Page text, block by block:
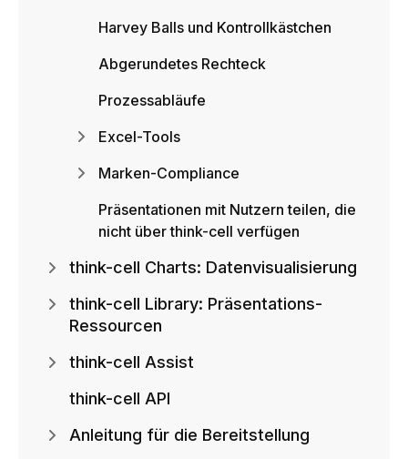
Harvey Balls und Kontrollkästchen
Abgerundetes Rechteck
Prozessabläufe
Excel-Tools
Marken-Compliance
Präsentationen mit Nutzern teilen, die
nicht über think-cell verfügen
think-cell Charts: Datenvisualisierung
think-cell Library: Präsentations-
Ressourcen
think-cell Assist
think-cell API
Anleitung für die Bereitstellung